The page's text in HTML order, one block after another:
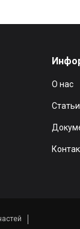
О нас
Статьи